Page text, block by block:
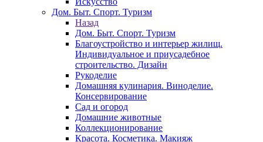
Дом. Быт. Спорт. Туризм
Назад
Дом. Быт. Спорт. Туризм
Благоустройство и интерьер жилищ.
Индивидуальное и приусадебное
строительство. Дизайн
Рукоделие
Домашняя кулинария. Виноделие.
Консервирование
Сад и огород
Домашние животные
Коллекционирование
Красота. Косметика. Макияж